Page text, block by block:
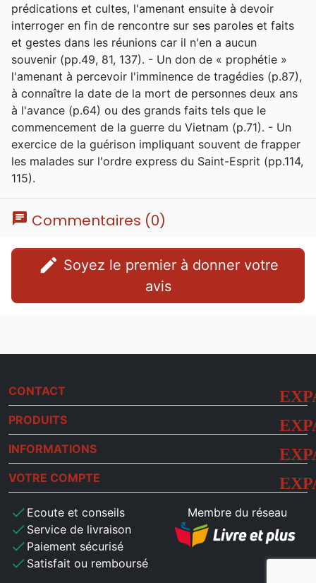
prédications et cultes, l'amenant ensuite à devoir
interroger en fin de rencontre sur ses paroles et faits
et gestes dans les réunions car il n'en a aucun
souvenir (pp.49, 81, 137). - Un don de « prophétie »
l'amenant à percevoir l'imminence de tragédies (p.87),
à connaître la date de la mort de personnes deux ans
à l'avance (p.64) ou des grands faits tels que le
commencement de la guerre du Vietnam (p.71). - Un
exercice de la guérison impliquant souvent de frapper
les malades sur l'ordre express du Saint-Esprit (pp.114,
115).
chat Commentaires (0)
edit
avis
CONTACT
PRODUITS
INFORMATIONS
VOTRE COMPTE
check Ecoute et conseils
check Service de livraison
check Paiement sécurisé
check Satisfait ou remboursé
Membre du réseau